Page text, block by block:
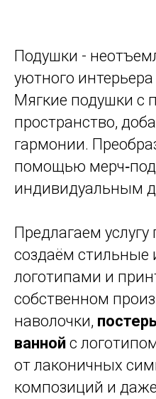
Подушки -
уютного
Мягкие подушки с
пространство,
гармонии.
помощью
индивидуальным
Предлагаем
создаём стильные
логотипами и
собственном
наволочки,
ванной с
от лаконичных
композиций и